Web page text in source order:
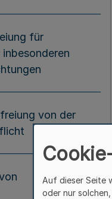
für
von der
Auf dieser Seite
oder nur